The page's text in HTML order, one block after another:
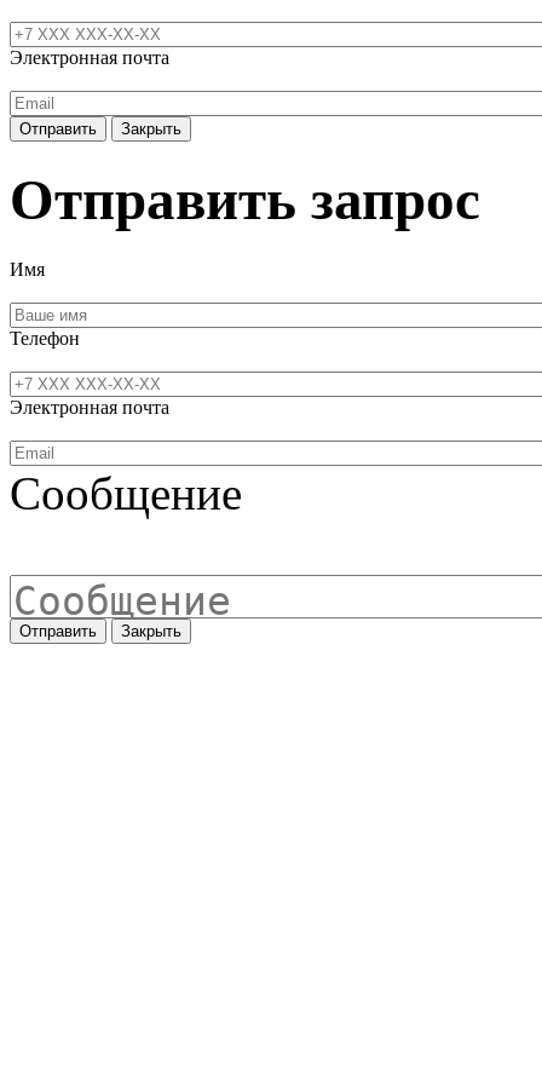
Электронная почта
Отправить Закрыть
Отправить запрос
Имя
Телефон
Электронная почта
Сообщение
Отправить Закрыть